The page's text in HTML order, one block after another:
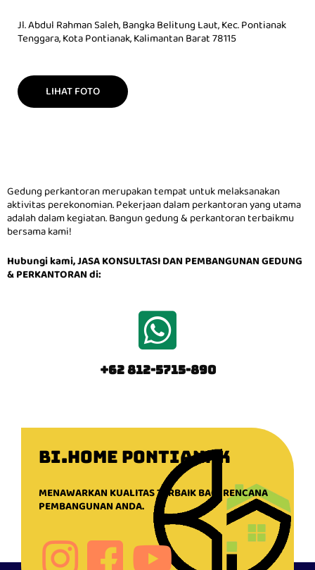
Jl. Abdul Rahman Saleh, Bangka Belitung Laut, Kec. Pontianak
Tenggara, Kota Pontianak, Kalimantan Barat 78115
LIHAT FOTO
Gedung perkantoran merupakan tempat untuk melaksanakan
aktivitas perekonomian. Pekerjaan dalam perkantoran yang utama
adalah dalam kegiatan. Bangun gedung & perkantoran terbaikmu
bersama kami!
Hubungi kami, JASA KONSULTASI DAN PEMBANGUNAN GEDUNG
& PERKANTORAN di:
+62 812-5715-890
BI.HOME PONTIANAK
MENAWARKAN KUALITAS TERBAIK BAGI RENCANA
PEMBANGUNAN ANDA.